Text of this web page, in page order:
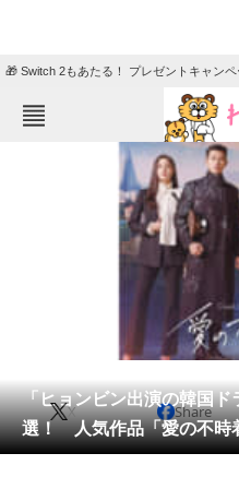
🎁 Switch 2もあたる！ プレゼントキャンペ
ねとらぼメニュー
会員記事
メディア
「ヒョンビン出演の韓国ド
選！ 人気作品「愛の不時
X Share